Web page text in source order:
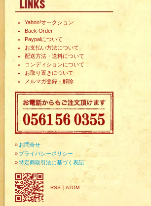
Yahoo!オークション
Back Order
Paypalについて
お支払い方法について
配送方法・送料について
コンディションについて
お取り置きについて
メルマガ登録・解除
» お問合せ
» プライバシーポリシー
»特定商取引法に基づく表記
RSS ｜ ATOM